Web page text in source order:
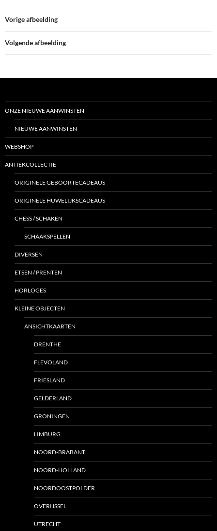
Vorige afbeelding
Volgende afbeelding
ONZE NIEUWE AANWINSTEN
NIEUWE AANWINSTEN
WEBSHOP
ANTIEKCOLLECTIE
ORIGINELE GEBOORTECADEAUS
ORIGINELE HUWELIJKSCADEAUS
CHESS / SCHAKEN
SCHAAKSPELLEN
DIVERSEN
ETSEN / PRENTEN
HORLOGES
KLEINE OBJECTEN
ANSICHTKAARTEN
DRENTHE
FLEVOLAND
FRIESLAND
GELDERLAND
GRONINGEN
LIMBURG
NOORD-BRABANT
NOORD-HOLLAND
NOORDOOSTPOLDER
OVERIJSSEL
UTRECHT